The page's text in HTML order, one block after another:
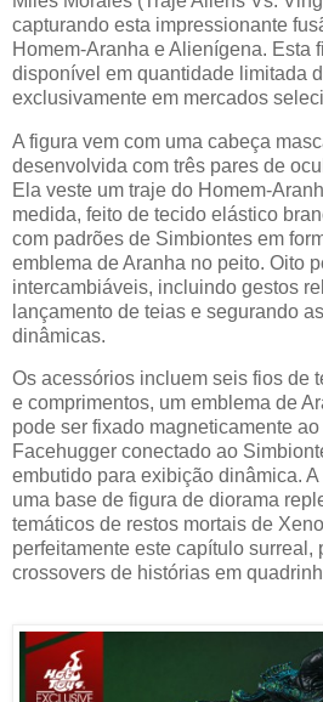
capturando esta impressionante
Homem-Aranha e Alienígena. Esta
disponível em quantidade limitada
exclusivamente em mercados
A figura vem com uma cabeça
desenvolvida com três pares de
Ela veste um traje do Homem-
medida, feito de tecido elástico
com padrões de Simbiontes em
emblema de Aranha no peito. Oito
intercambiáveis, incluindo gestos
lançamento de teias e segurando
dinâmicas.
Os acessórios incluem seis fios de
e comprimentos, um emblema de
pode ser fixado magneticamente
Facehugger conectado ao
embutido para exibição dinâmica.
uma base de figura de diorama
temáticos de restos mortais de
perfeitamente este capítulo surreal,
crossovers de histórias em